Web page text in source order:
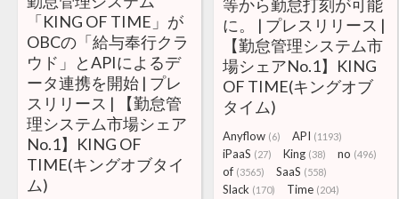
等から勤怠打刻が可能
に。 | プレスリリース |
【勤怠管理システム市
場シェアNo.1】KING
OF TIME(キングオブ
タイム)
Anyflow (6) API (1193)
iPaaS (27) King (38) no (496)
of (3565) SaaS (558)
Slack (170) Time (204)
「KING OF TIME」が
OBCの「給与奉行クラ
ウド」とAPIによるデ
ータ連携を開始 | プレ
スリリース | 【勤怠管
理システム市場シェア
No.1】KING OF
TIME(キングオブタイ
ム)